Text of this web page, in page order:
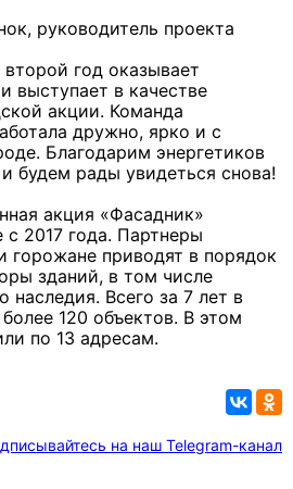
руководитель проекта
год оказывает
выступает в качестве
акции. Команда
дружно, ярко и с
Благодарим энергетиков
будем рады увидеться снова!
акция «Фасадник»
2017 года. Партнеры
горожане приводят в порядок
зданий, в том числе
наследия. Всего за 7 лет в
120 объектов. В этом
по 13 адресам.
на наш Telegram-канал